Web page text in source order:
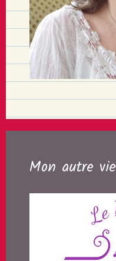
Mon autre vie